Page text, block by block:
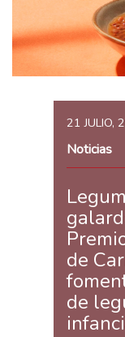
21 JULIO,
Noticias
de
de